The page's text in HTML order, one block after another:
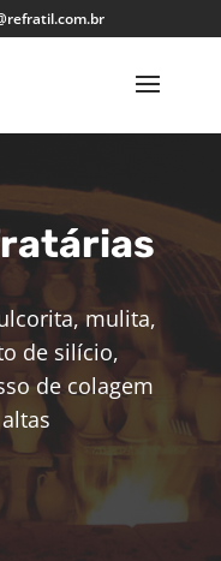
mulita,
de silício,
de colagem